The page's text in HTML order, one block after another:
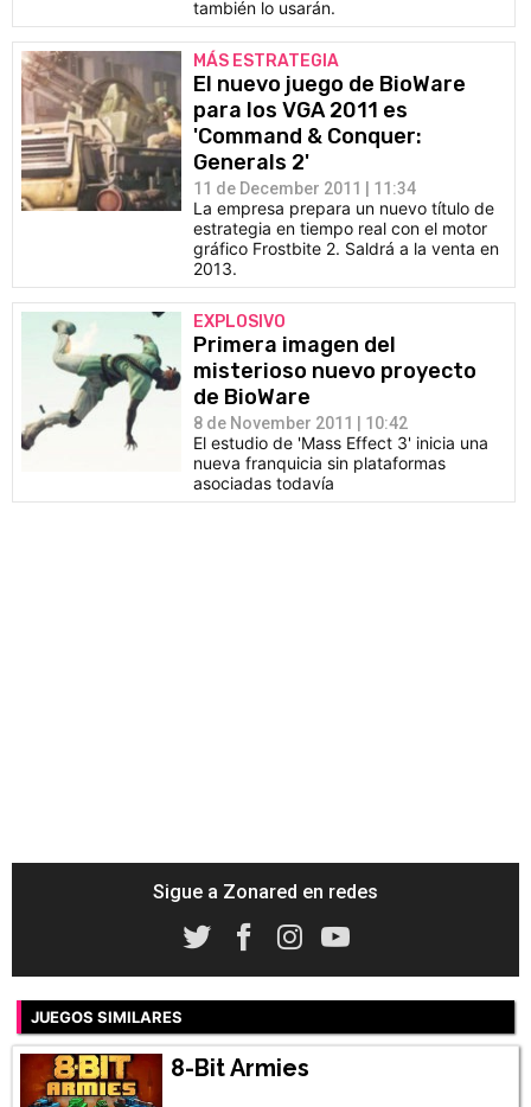
también lo usarán.
MÁS ESTRATEGIA
El nuevo juego de BioWare
para los VGA 2011 es
'Command & Conquer:
Generals 2'
11 de December 2011 | 11:34
La empresa prepara un nuevo título de
estrategia en tiempo real con el motor
gráfico Frostbite 2. Saldrá a la venta en
2013.
EXPLOSIVO
Primera imagen del
misterioso nuevo proyecto
de BioWare
8 de November 2011 | 10:42
El estudio de 'Mass Effect 3' inicia una
nueva franquicia sin plataformas
asociadas todavía
Sigue a Zonared en redes
JUEGOS SIMILARES
8-Bit Armies